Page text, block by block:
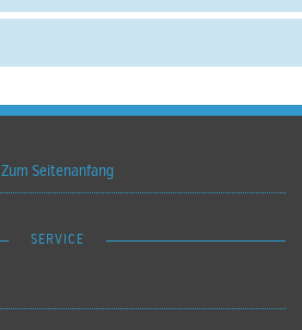
Zum Seitenanfang
SERVICE